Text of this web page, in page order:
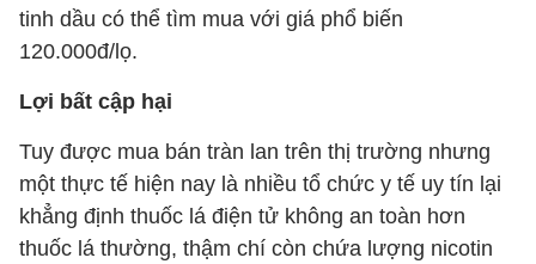
tinh dầu có thể tìm mua với giá phổ biến
120.000đ/lọ.
Lợi bất cập hại
Tuy được mua bán tràn lan trên thị trường nhưng
một thực tế hiện nay là nhiều tổ chức y tế uy tín lại
khẳng định thuốc lá điện tử không an toàn hơn
thuốc lá thường, thậm chí còn chứa lượng nicotin